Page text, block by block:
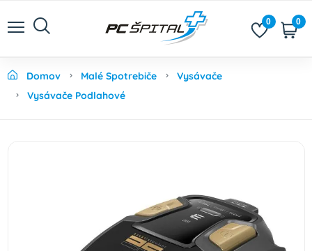
0 0
Domov Malé Spotrebiče
Vysávače
Vysávače Podlahové